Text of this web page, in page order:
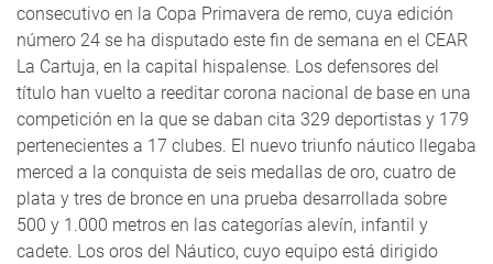
consecutivo en la Copa Primavera de remo, cuya edición
número 24 se ha disputado este fin de semana en el CEAR
La Cartuja, en la capital hispalense. Los defensores del
título han vuelto a reeditar corona nacional de base en una
competición en la que se daban cita 329 deportistas y 179
pertenecientes a 17 clubes. El nuevo triunfo náutico llegaba
merced a la conquista de seis medallas de oro, cuatro de
plata y tres de bronce en una prueba desarrollada sobre
500 y 1.000 metros en las categorías alevín, infantil y
cadete. Los oros del Náutico, cuyo equipo está dirigido